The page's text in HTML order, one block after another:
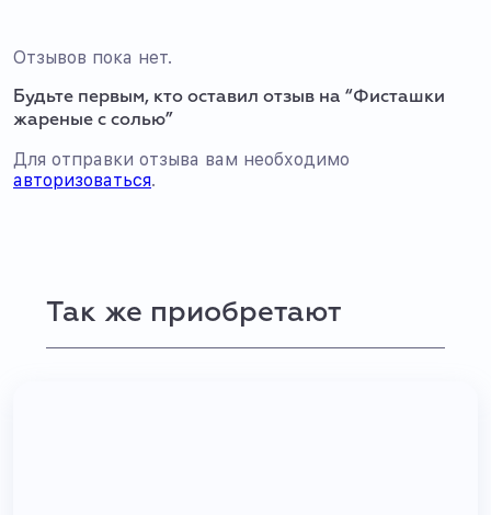
Отзывов пока нет.
Будьте первым, кто оставил отзыв на “Фисташки
жареные с солью”
Для отправки отзыва вам необходимо
авторизоваться.
Так же приобретают